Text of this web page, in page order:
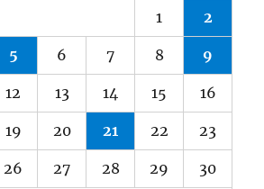
1 2
5 6 7 8 9
12 13 14 15 16
19 20 21 22 23
26 27 28 29 30